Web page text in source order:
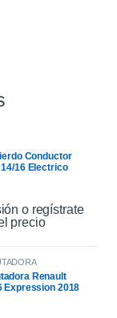
Conductor
16 Electrico
o regístrate
precio
Renault
Expression 2018